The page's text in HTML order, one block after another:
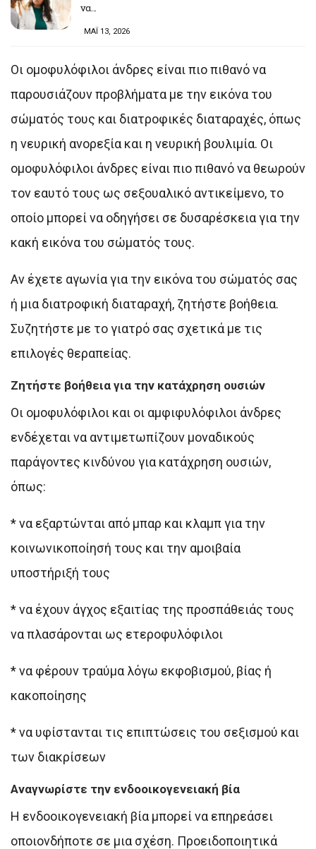
να…
ΜΑΪ 13, 2026
Οι ομοφυλόφιλοι άνδρες είναι πιο πιθανό να
παρουσιάζουν προβλήματα με την εικόνα του
σώματός τους και διατροφικές διαταραχές, όπως
η νευρική ανορεξία και η νευρική βουλιμία. Οι
ομοφυλόφιλοι άνδρες είναι πιο πιθανό να θεωρούν
τον εαυτό τους ως σεξουαλικό αντικείμενο, το
οποίο μπορεί να οδηγήσει σε δυσαρέσκεια για την
κακή εικόνα του σώματός τους.
Αν έχετε αγωνία για την εικόνα του σώματός σας
ή μια διατροφική διαταραχή, ζητήστε βοήθεια.
Συζητήστε με το γιατρό σας σχετικά με τις
επιλογές θεραπείας.
Ζητήστε βοήθεια για την κατάχρηση ουσιών
Οι ομοφυλόφιλοι και οι αμφιφυλόφιλοι άνδρες
ενδέχεται να αντιμετωπίζουν μοναδικούς
παράγοντες κινδύνου για κατάχρηση ουσιών,
όπως:
* να εξαρτώνται από μπαρ και κλαμπ για την
κοινωνικοποίησή τους και την αμοιβαία
υποστήριξή τους
* να έχουν άγχος εξαιτίας της προσπάθειάς τους
να πλασάρονται ως ετεροφυλόφιλοι
* να φέρουν τραύμα λόγω εκφοβισμού, βίας ή
κακοποίησης
* να υφίστανται τις επιπτώσεις του σεξισμού και
των διακρίσεων
Αναγνωρίστε την ενδοοικογενειακή βία
Η ενδοοικογενειακή βία μπορεί να επηρεάσει
οποιονδήποτε σε μια σχέση. Προειδοποιητικά